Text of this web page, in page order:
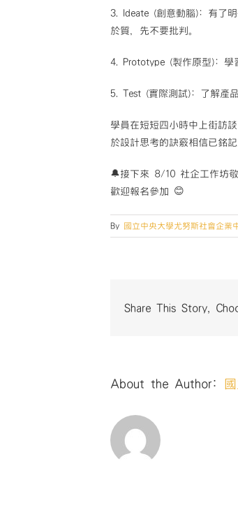
3. Ideate (創意動腦): 有了明
於質，先不要批判。
4. Prototype (製作原型): 學
5. Test (實際測試): 了解產品
學員在短短四小時中上街訪
於設計思考的訣竅相信已銘
🔔接下來 8/10 社企工作坊
歡迎報名參加 😊
By 國立中央大學尤努斯社會企業
Share This Story,
About the Author: